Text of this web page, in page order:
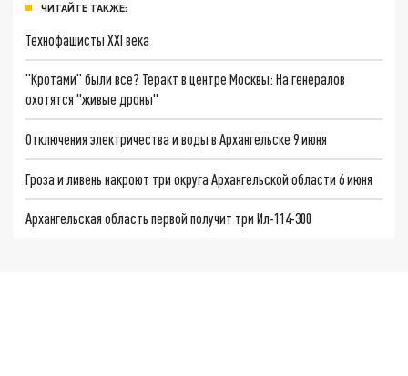
ЧИТАЙТЕ ТАКЖЕ:
Технофашисты XXI века
"Кротами" были все? Теракт в центре Москвы: На генералов
охотятся "живые дроны"
Отключения электричества и воды в Архангельске 9 июня
Гроза и ливень накроют три округа Архангельской области 6 июня
Архангельская область первой получит три Ил-114-300